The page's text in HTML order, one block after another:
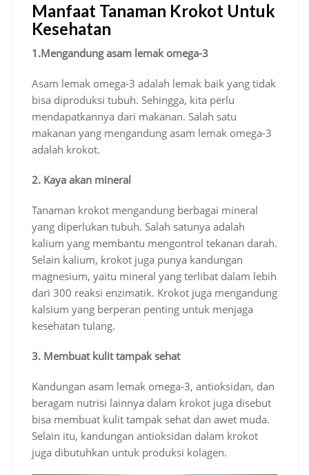
Manfaat Tanaman Krokot Untuk
Kesehatan
1.Mengandung asam lemak omega-3
Asam lemak omega-3 adalah lemak baik yang tidak
bisa diproduksi tubuh. Sehingga, kita perlu
mendapatkannya dari makanan. Salah satu
makanan yang mengandung asam lemak omega-3
adalah krokot.
2. Kaya akan mineral
Tanaman krokot mengandung berbagai mineral
yang diperlukan tubuh. Salah satunya adalah
kalium yang membantu mengontrol tekanan darah.
Selain kalium, krokot juga punya kandungan
magnesium, yaitu mineral yang terlibat dalam lebih
dari 300 reaksi enzimatik. Krokot juga mengandung
kalsium yang berperan penting untuk menjaga
kesehatan tulang.
3. Membuat kulit tampak sehat
Kandungan asam lemak omega-3, antioksidan, dan
beragam nutrisi lainnya dalam krokot juga disebut
bisa membuat kulit tampak sehat dan awet muda.
Selain itu, kandungan antioksidan dalam krokot
juga dibutuhkan untuk produksi kolagen.